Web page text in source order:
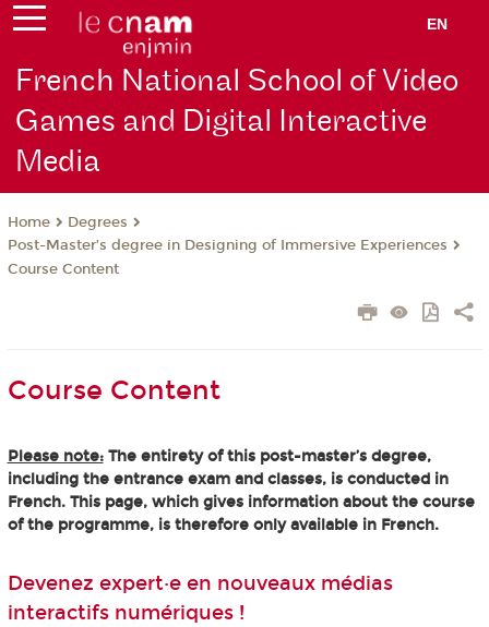
EN
French National School of Video
Games and Digital Interactive
Media
Home
Degrees
Post-Master’s degree in Designing of Immersive Experiences
Course Content
Course Content
Please note:The entirety of this post-master’s degree,
including the entrance exam and classes, is conducted in
French. This page, which gives information about the course
of the programme, is therefore only available in French.
Devenez expert·e en nouveaux médias
interactifs numériques !